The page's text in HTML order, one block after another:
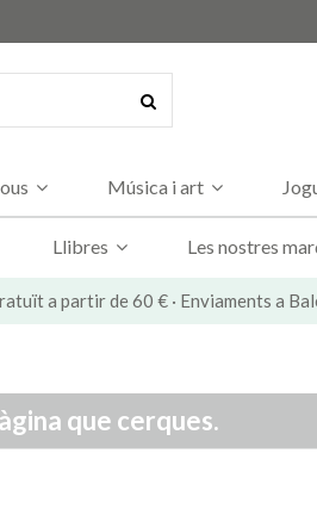
Música i art
Llibres Les nostres
a partir de 60 € · Enviaments a
que cerques.